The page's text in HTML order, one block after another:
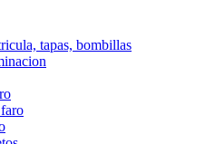
tapas, bombillas